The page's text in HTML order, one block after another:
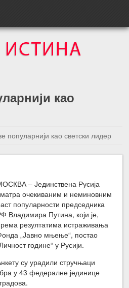
као
популарнији као светски лидер
вест
Следећа вест →
– Јединствена Русија
очекиваним и неминовним
популарности председника
Владимира Путина, који је,
резултатима истраживања
„Јавно мњење“, постао
године“ у Русији.
су урадили стручњаци
у 43 федералне јединице